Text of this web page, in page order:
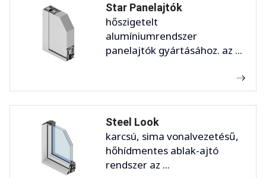
Star Panelajtók
hőszigetelt
alumíniumrendszer
panelajtók gyártásához. az ...
Steel Look
karcsú, sima vonalvezetésű,
hőhídmentes ablak-ajtó
rendszer az ...